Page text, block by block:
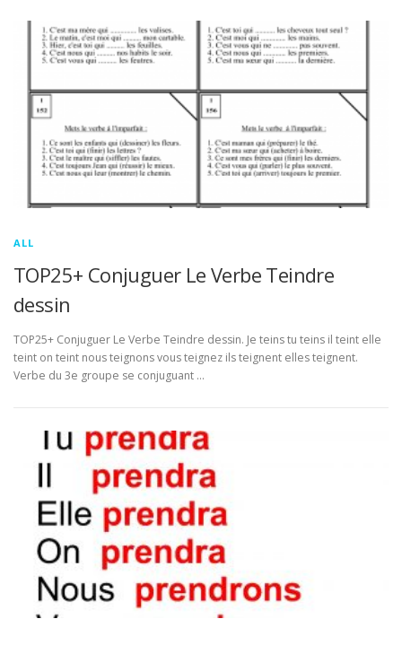
ALL
TOP25+ Conjuguer Le Verbe Teindre
dessin
TOP25+ Conjuguer Le Verbe Teindre dessin. Je teins tu teins il teint elle
teint on teint nous teignons vous teignez ils teignent elles teignent.
Verbe du 3e groupe se conjuguant …